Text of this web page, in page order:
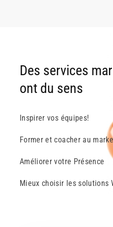
Des services
ont du sens
Inspirer vos équipes!
Former et coacher au
Améliorer votre Présence
Mieux choisir les solutions